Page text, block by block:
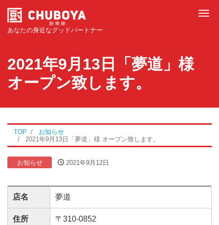
あなたの身近なグッドパートナー
2021年9月13日「夢道」様
オープン致します。
TOP
お知らせ
2021年9月13日「夢道」様 オープン致します。
お知らせ 2021年9月12日
店名 夢道
住所
〒310-0852